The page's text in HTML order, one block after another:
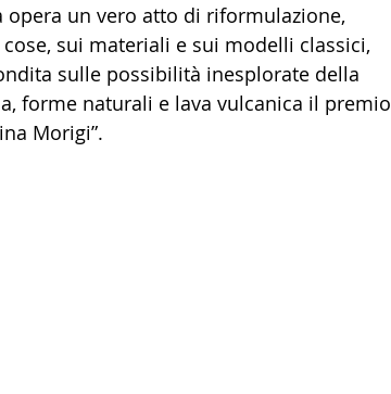
opera un vero atto di riformulazione,
sui materiali e sui modelli classici,
sulle possibilità inesplorate della
forme naturali e lava vulcanica il premio
Morigi”.